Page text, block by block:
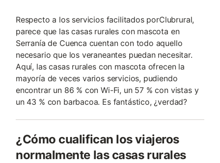
Respecto a los servicios facilitados porClubrural,
parece que las casas rurales con mascota en
Serranía de Cuenca cuentan con todo aquello
necesario que los veraneantes puedan necesitar.
Aquí, las casas rurales con mascota ofrecen la
mayoría de veces varios servicios, pudiendo
encontrar un 86 % con Wi-Fi, un 57 % con vistas y
un 43 % con barbacoa. Es fantástico, ¿verdad?
¿Cómo cualifican los viajeros
normalmente las casas rurales